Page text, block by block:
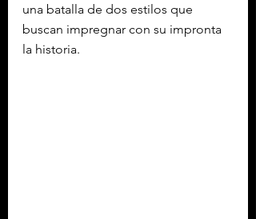
una batalla de dos estilos que
buscan impregnar con su impronta
la historia.